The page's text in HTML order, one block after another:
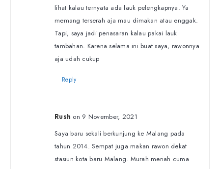
lihat kalau ternyata ada lauk pelengkapnya. Ya
memang terserah aja mau dimakan atau enggak.
Tapi, saya jadi penasaran kalau pakai lauk
tambahan. Karena selama ini buat saya, rawonnya
aja udah cukup
Reply
Rush on 9 November, 2021
Saya baru sekali berkunjung ke Malang pada
tahun 2014. Sempat juga makan rawon dekat
stasiun kota baru Malang. Murah meriah cuma